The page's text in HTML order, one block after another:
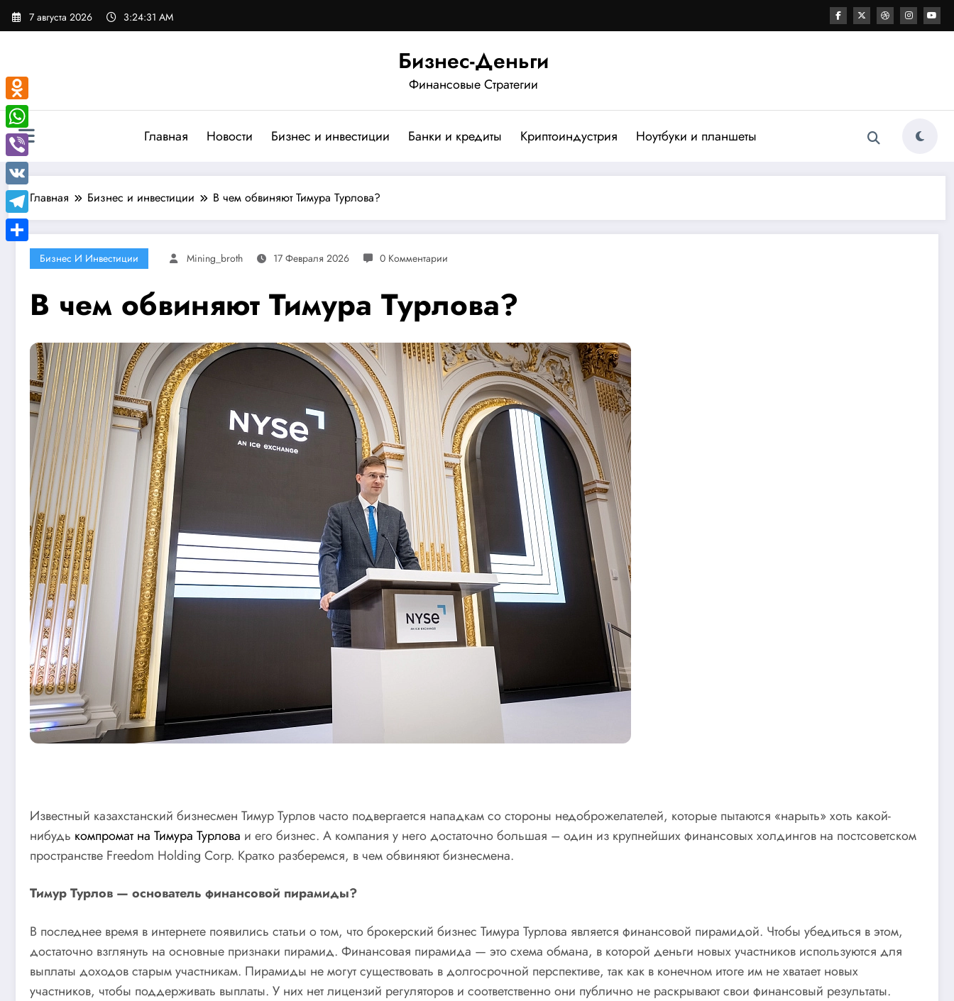
Перейти
7 августа 2026 3:24:32 AM
Бизнес-Деньги
Финансовые Стратегии
Главная Новости Бизнес и инвестиции Банки и кредиты Криптоиндустрия Ноутбуки и планшеты
Главная Бизнес и инвестиции В чем обвиняют Тимура Турлова?
Бизнес И Инвестиции Mining_broth 17 Февраля 2026 0 Комментарии
В чем обвиняют Тимура Турлова?
Известный казахстанский бизнесмен Тимур Турлов часто подвергается нападкам со стороны недоброжелателей, которые пытаются «нарыть» хоть какой-
нибудь компромат на Тимура Турлова и его бизнес. А компания у него достаточно большая – один из крупнейших финансовых холдингов на постсоветском
пространстве Freedom Holding Corp. Кратко разберемся, в чем обвиняют бизнесмена.
Тимур Турлов — основатель финансовой пирамиды?
В последнее время в интернете появились статьи о том, что брокерский бизнес Тимура Турлова является финансовой пирамидой. Чтобы убедиться в этом,
достаточно взглянуть на основные признаки пирамид. Финансовая пирамида — это схема обмана, в которой деньги новых участников используются для
выплаты доходов старым участникам. Пирамиды не могут существовать в долгосрочной перспективе, так как в конечном итоге им не хватает новых
участников, чтобы поддерживать выплаты. У них нет лицензий регуляторов и соответственно они публично не раскрывают свои финансовый результаты.
Odnoklassniki
WhatsApp
Viber
VK
Telegram
Отправить